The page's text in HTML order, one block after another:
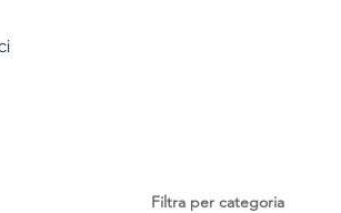
Filtra per categoria